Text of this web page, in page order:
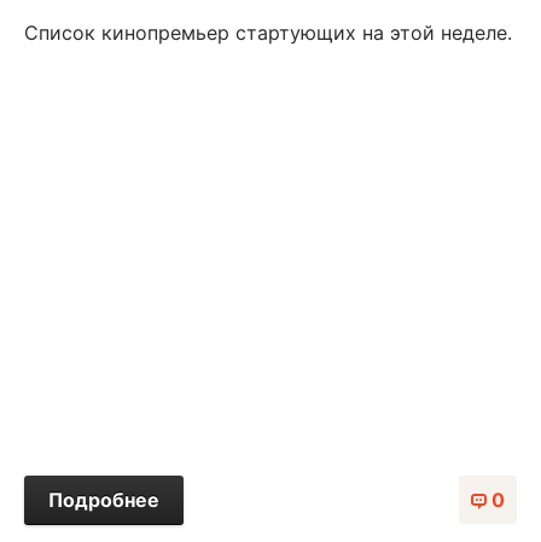
Список кинопремьер стартующих на этой неделе.
0
Подробнее